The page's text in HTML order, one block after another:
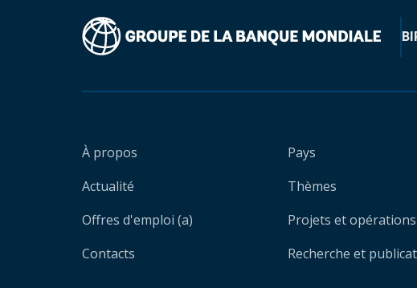
À propos
Actualité
Offres d'emploi (a)
Contacts
Pays
Thèmes
Projets et opérations
Recherche et